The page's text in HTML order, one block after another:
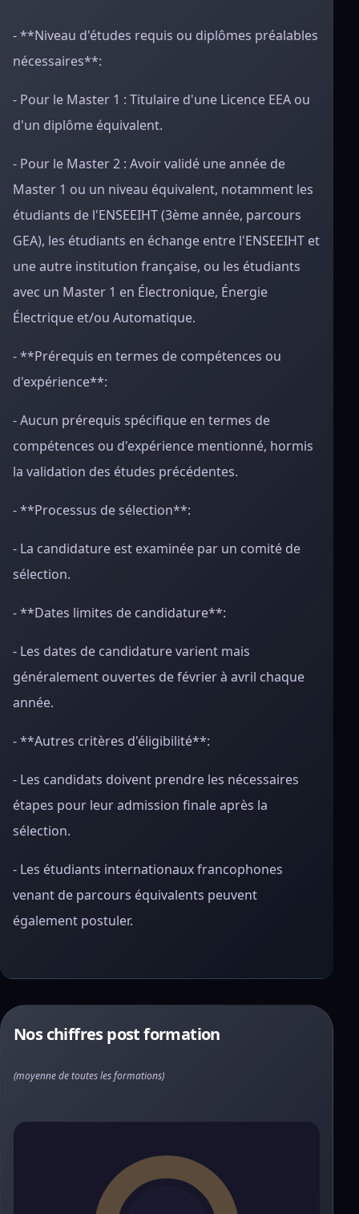
- **Niveau d'études requis ou diplômes préalables
nécessaires**:
- Pour le Master 1 : Titulaire d'une Licence EEA ou
d'un diplôme équivalent.
- Pour le Master 2 : Avoir validé une année de
Master 1 ou un niveau équivalent, notamment les
étudiants de l'ENSEEIHT (3ème année, parcours
GEA), les étudiants en échange entre l'ENSEEIHT et
une autre institution française, ou les étudiants
avec un Master 1 en Électronique, Énergie
Électrique et/ou Automatique.
- **Prérequis en termes de compétences ou
d'expérience**:
- Aucun prérequis spécifique en termes de
compétences ou d'expérience mentionné, hormis
la validation des études précédentes.
- **Processus de sélection**:
- La candidature est examinée par un comité de
sélection.
- **Dates limites de candidature**:
- Les dates de candidature varient mais
généralement ouvertes de février à avril chaque
année.
- **Autres critères d'éligibilité**:
- Les candidats doivent prendre les nécessaires
étapes pour leur admission finale après la
sélection.
- Les étudiants internationaux francophones
venant de parcours équivalents peuvent
également postuler.
Nos chiffres post formation
(moyenne de toutes les formations)